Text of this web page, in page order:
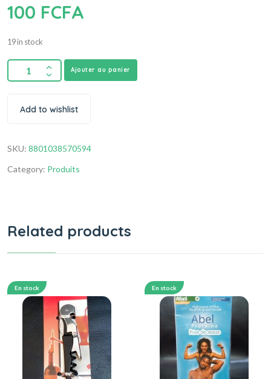
100 FCFA
19 in stock
Ajouter au panier
Add to wishlist
SKU: 8801038570594
Category: Produits
Related products
En stock En stock